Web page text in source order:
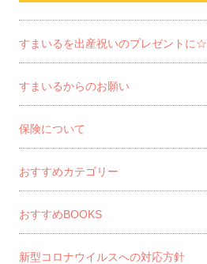
すまいるを出産祝いのプレゼントに☆
すまいるからのお願い
保険について
おすすめカテゴリー
おすすめBOOKS
新型コロナウイルスへの対応方針